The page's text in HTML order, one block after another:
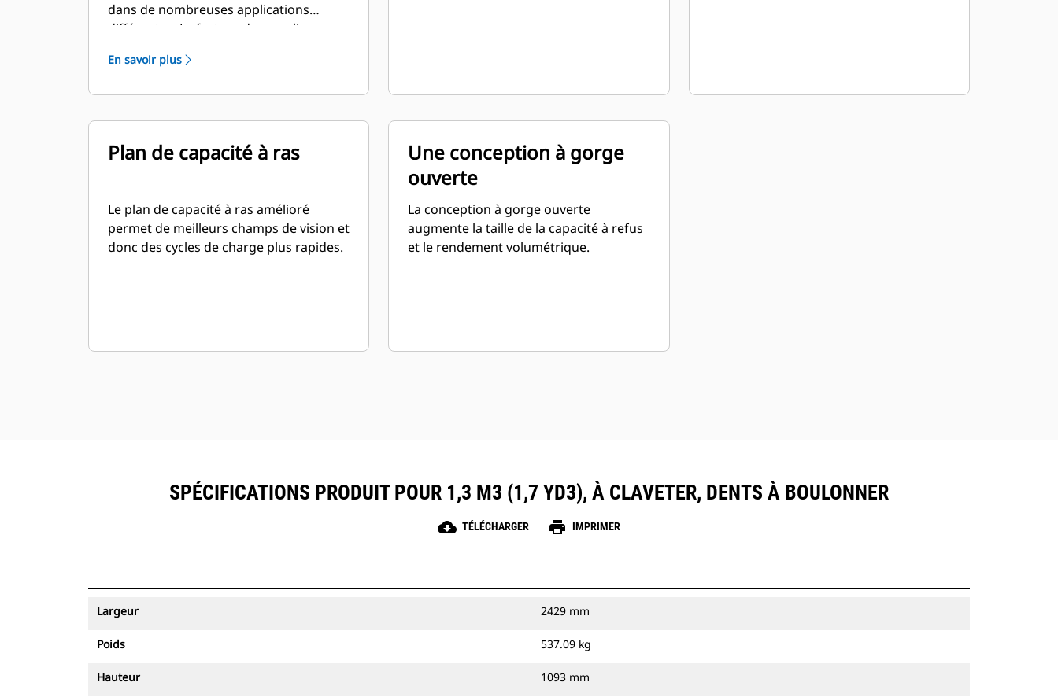
dans de nombreuses applications
différentes. Le facteur de remplissage
permet d'obtenir une capacité jusqu'à
En savoir plus
Plan de capacité à ras
Le plan de capacité à ras amélioré
permet de meilleurs champs de vision et
donc des cycles de charge plus rapides.
Une conception à gorge
ouverte
La conception à gorge ouverte
augmente la taille de la capacité à refus
et le rendement volumétrique.
SPÉCIFICATIONS PRODUIT POUR 1,3 M3 (1,7 YD3), À CLAVETER, DENTS À BOULONNER
cloud_download TÉLÉCHARGER print IMPRIMER
Largeur 2429 mm
Poids 537.09 kg
Hauteur 1093 mm